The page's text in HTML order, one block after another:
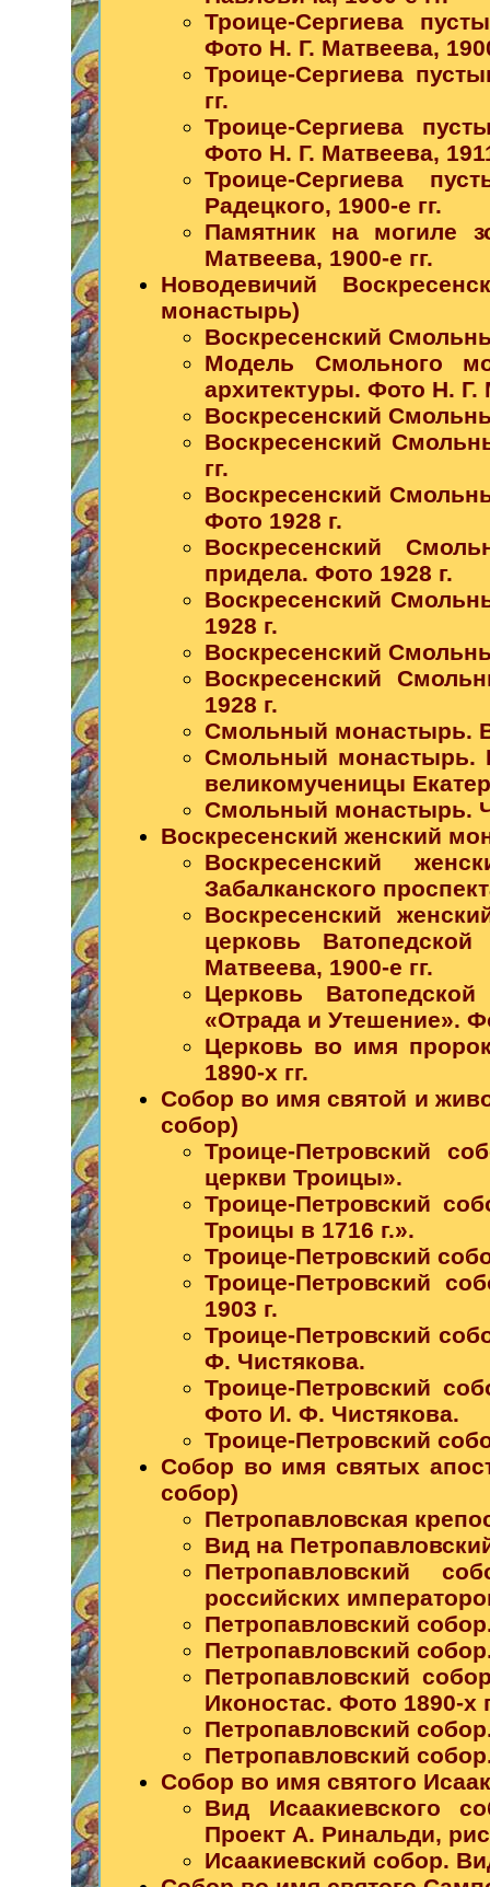
Троице-Сергиева
Фото Н. Г. Матвеева,
Троице-Сергиева
гг.
Троице-Сергиева
Фото Н. Г. Матвеева,
Троице-Сергиева
Радецкого, 1900-е гг.
Памятник на могиле
Матвеева, 1900-е гг.
Новодевичий
монастырь)
Воскресенский
Модель Смольного
архитектуры. Фото Н. Г.
Воскресенский
Воскресенский
гг.
Воскресенский
Фото 1928 г.
Воскресенский
придела. Фото 1928 г.
Воскресенский
1928 г.
Воскресенский
Воскресенский
1928 г.
Смольный монастырь.
Смольный монастырь.
великомученицы
Смольный монастырь.
Воскресенский женский
Воскресенский
Забалканского
Воскресенский
церковь
Матвеева, 1900-е гг.
Церковь
«Отрада и Утешение».
Церковь во имя
1890-х гг.
Собор во имя святой и
собор)
Троице-Петровский
церкви Троицы».
Троице-Петровский
Троицы в 1716 г.».
Троице-Петровский
Троице-Петровский
1903 г.
Троице-Петровский
Ф. Чистякова.
Троице-Петровский
Фото И. Ф. Чистякова.
Троице-Петровский
Собор во имя святых
собор)
Петропавловская
Вид на
Петропавловский
российских
Петропавловский
Петропавловский
Петропавловский
Иконостас. Фото 1890-х
Петропавловский
Петропавловский
Собор во имя святого
Вид Исаакиевского
Проект А. Ринальди,
Исаакиевский собор.